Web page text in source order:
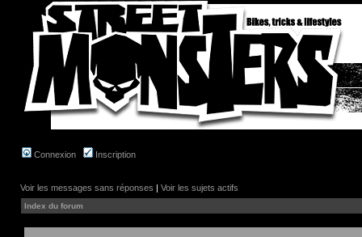
Connexion Inscription
Voir les messages sans réponses | Voir les sujets actifs
Index du forum